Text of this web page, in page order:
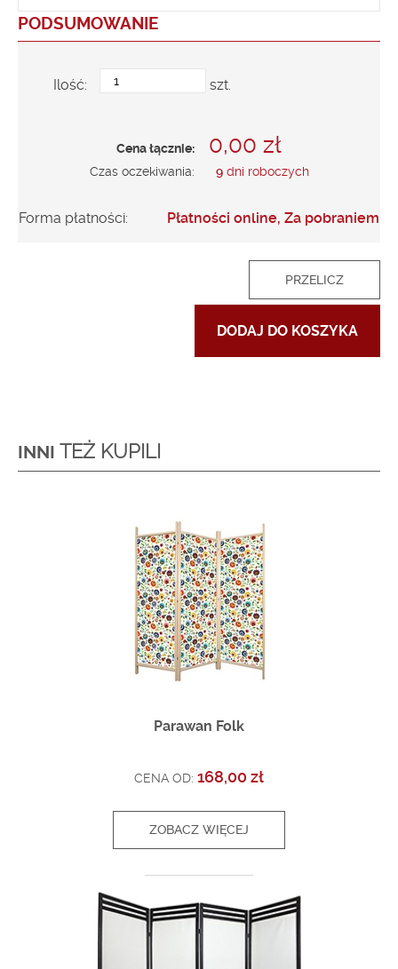
PODSUMOWANIE
Ilość: szt.
Cena łącznie: 0,00 zł
Czas oczekiwania: 9dni roboczych
Forma płatności: Płatności online, Za pobraniem
PRZELICZ
DODAJ DO KOSZYKA
INNI TEŻ KUPILI
Parawan Folk
CENA OD: 168,00 zł
ZOBACZ WIĘCEJ